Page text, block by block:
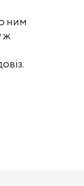
ним
ж